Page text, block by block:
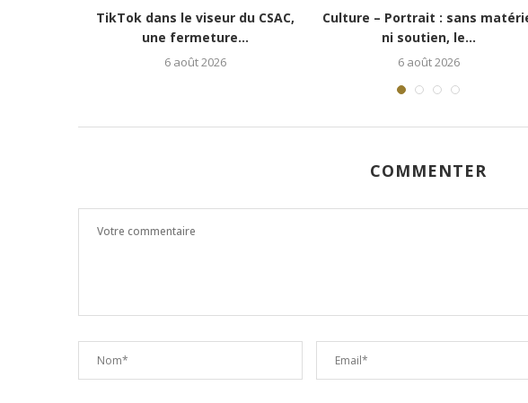
Culture-Portrait : Cena Toth, un
jeune rappeur déterminé...
5 août 2026
Lubumbashi : Kongo 26Street
redonne espoir aux enfants...
5 août 2026
COMMENTER